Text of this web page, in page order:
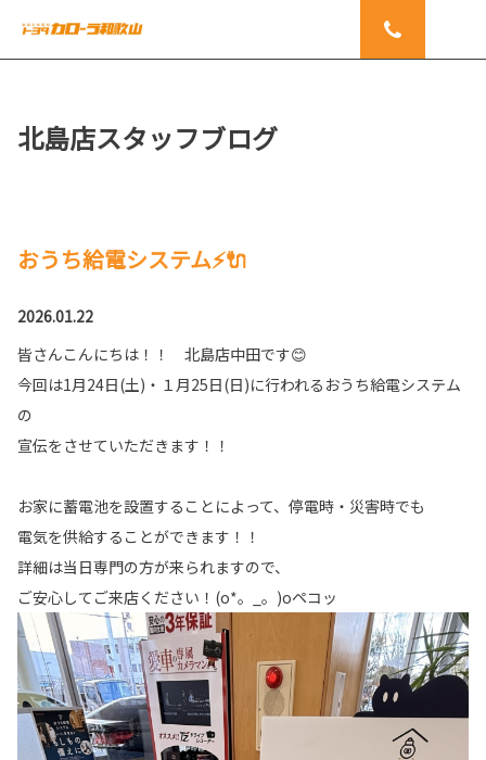
北島店スタッフブログ
おうち給電システム⚡🔌
2026.01.22
皆さんこんにちは！！ 北島店中田です😊
今回は1月24日(土)・１月25日(日)に行われるおうち給電システム
の
宣伝をさせていただきます！！
お家に蓄電池を設置することによって、停電時・災害時でも
電気を供給することができます！！
詳細は当日専門の方が来られますので、
ご安心してご来店ください！(o*。_。)oペコッ